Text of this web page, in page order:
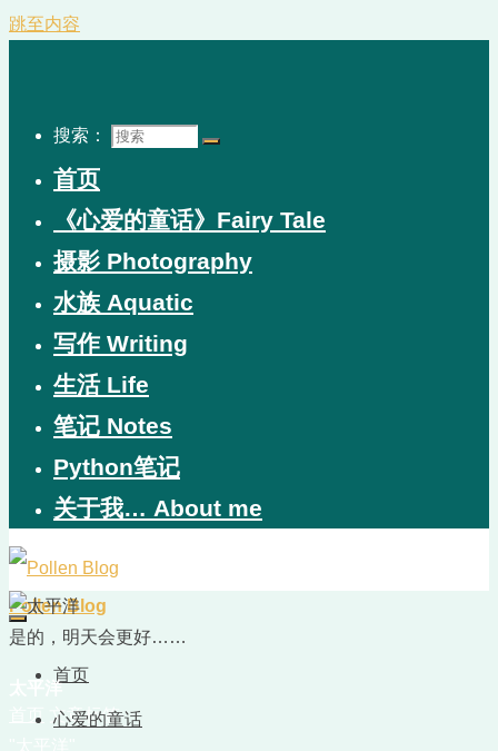
跳至内容
搜索：
首页
《心爱的童话》Fairy Tale
摄影 Photography
水族 Aquatic
写作 Writing
生活 Life
笔记 Notes
Python笔记
关于我… About me
Pollen Blog
是的，明天会更好……
首页
心爱的童话
太平洋
首页
文章标签